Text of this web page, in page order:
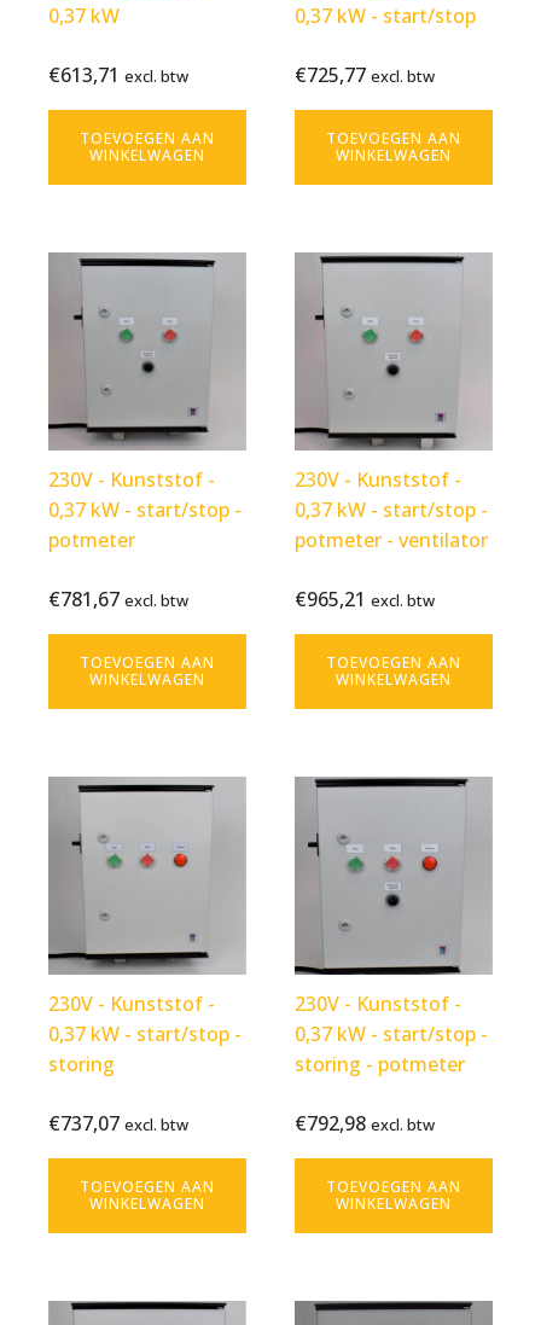
0,37 kW
excl. btw
Bekijk
product
€613,71 excl. btw
TOEVOEGEN AAN
WINKELWAGEN
0,37 kW - start/stop
excl. btw
Bekijk
product
€725,77 excl. btw
TOEVOEGEN AAN
WINKELWAGEN
230V - Kunststof -
0,37 kW - start/stop -
potmeter
excl. btw
Bekijk
product
€781,67 excl. btw
TOEVOEGEN AAN
WINKELWAGEN
230V - Kunststof -
0,37 kW - start/stop -
potmeter - ventilator
excl. btw
Bekijk
product
€965,21 excl. btw
TOEVOEGEN AAN
WINKELWAGEN
230V - Kunststof -
0,37 kW - start/stop -
storing
excl. btw
Bekijk
product
€737,07 excl. btw
TOEVOEGEN AAN
WINKELWAGEN
230V - Kunststof -
0,37 kW - start/stop -
storing - potmeter
excl. btw
Bekijk
product
€792,98 excl. btw
TOEVOEGEN AAN
WINKELWAGEN